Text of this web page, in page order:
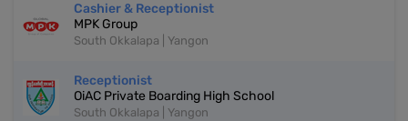
Cashier & Receptionist
MPK Group
South Okkalapa | Yangon
Receptionist
OiAC Private Boarding High School
South Okkalapa | Yangon